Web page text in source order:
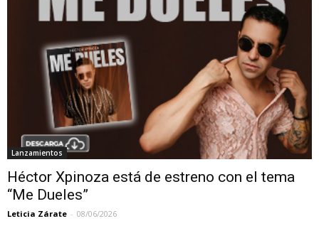
Lanzamientos
Héctor Xpinoza está de estreno con el tema
“Me Dueles”
Leticia Zárate - 08/06/2026